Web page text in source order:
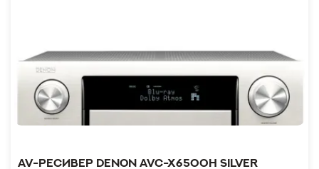
AV-Ресивер Denon AVC-X6500H Silver